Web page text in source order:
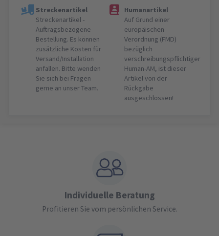
Streckenartikel
Streckenartikel -
Auftragsbezogene
Bestellung. Es können
zusätzliche Kosten für
Versand/Installation
anfallen. Bitte wenden
Sie sich bei Fragen
gerne an unser Team.
Humanartikel
Auf Grund einer
europäischen
Verordnung (FMD)
bezüglich
verschreibungspflichtiger
Human-AM, ist dieser
Artikel von der
Rückgabe
ausgeschlossen!
Individuelle Beratung
Profitieren Sie vom persönlichen Service.